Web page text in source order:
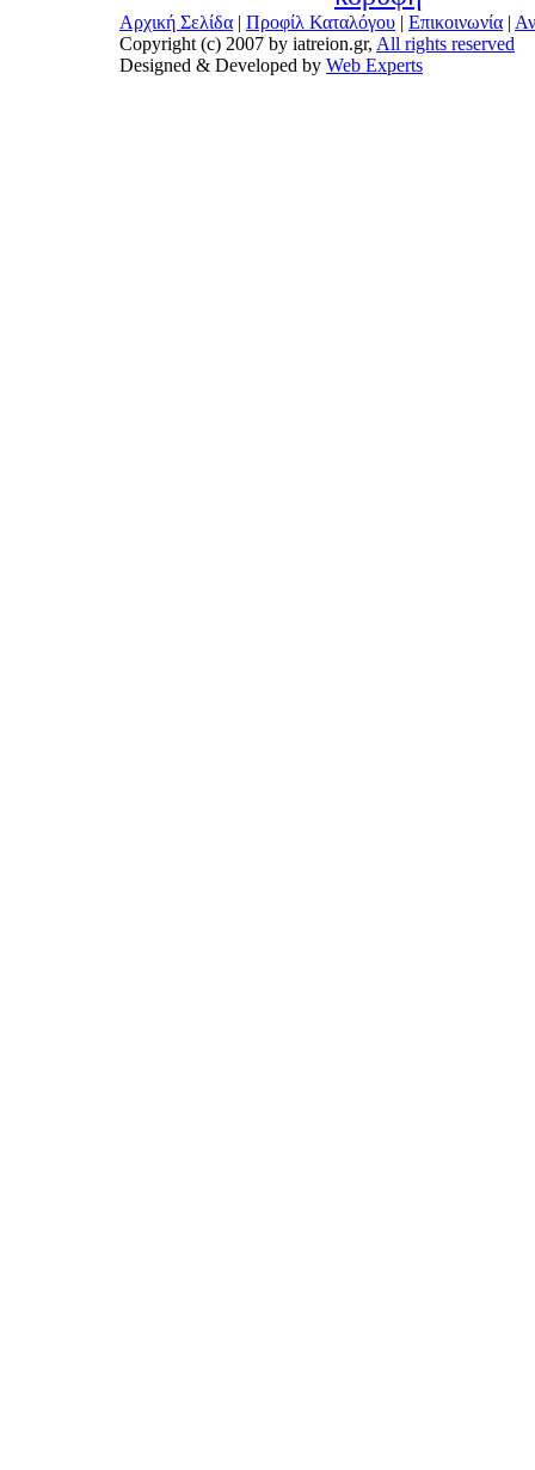
Αρχική Σελίδα | Προφίλ Καταλόγου | Επικοινωνία |
Copyright (c) 2007 by iatreion.gr, All rights reserved
Designed & Developed by Web Experts